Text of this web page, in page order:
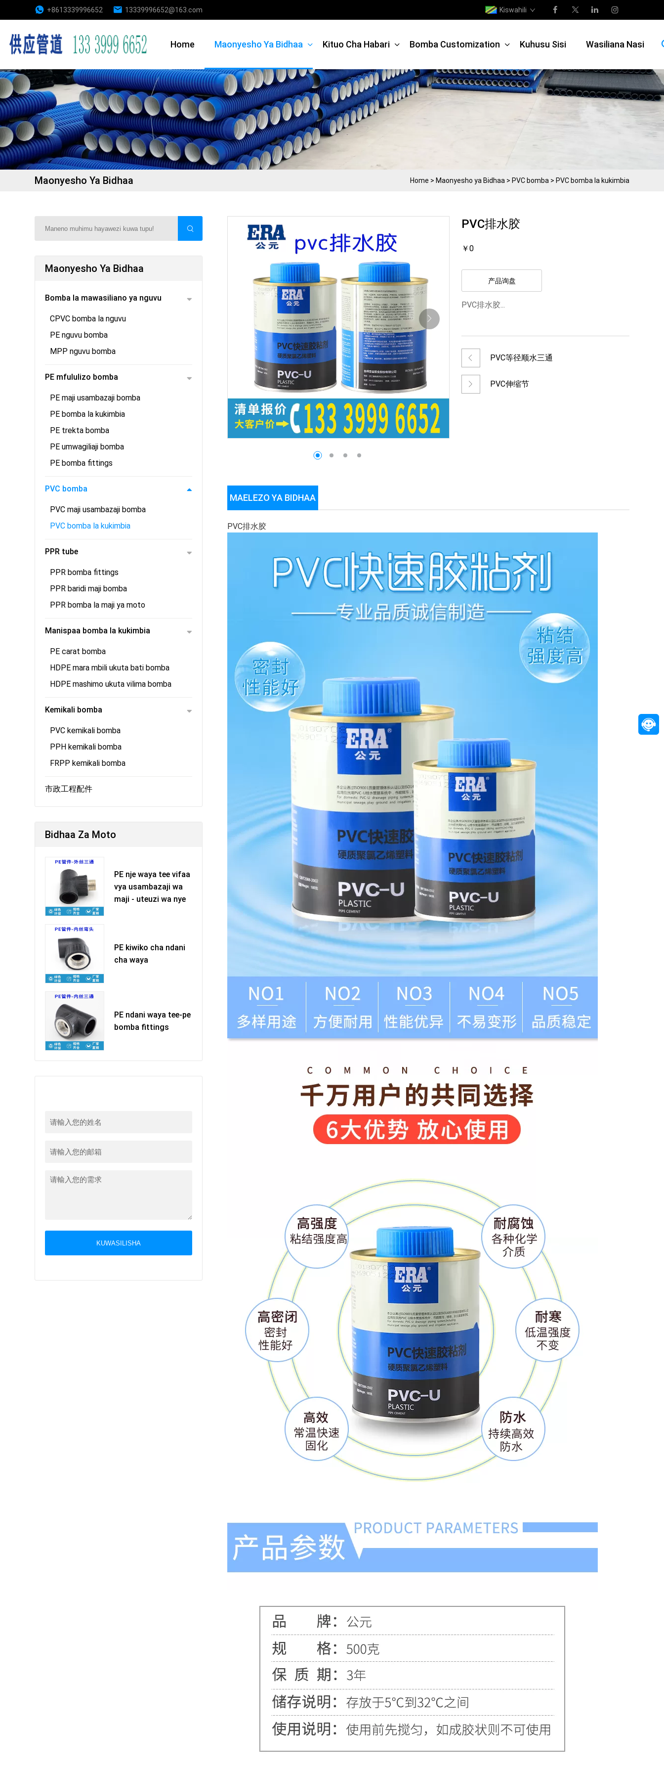
+8613339996652 13339996652@163.com Kiswahili
Home Maonyesho Ya Bidhaa Kituo Cha Habari Bomba Customization Kuhusu Sisi Wasiliana Nasi
Maonyesho Ya Bidhaa Home > Maonyesho ya Bidhaa > PVC bomba > PVC bomba la kukimbia
Maonyesho Ya Bidhaa
Bomba la mawasiliano ya nguvu
CPVC bomba la nguvu
PE nguvu bomba
MPP nguvu bomba
PE mfululizo bomba
PE maji usambazaji bomba
PE bomba la kukimbia
PE trekta bomba
PE umwagiliaji bomba
PE bomba fittings
PVC bomba
PVC maji usambazaji bomba
PVC bomba la kukimbia
PPR tube
PPR bomba fittings
PPR baridi maji bomba
PPR bomba la maji ya moto
Manispaa bomba la kukimbia
PE carat bomba
HDPE mara mbili ukuta bati bomba
HDPE mashimo ukuta vilima bomba
Kemikali bomba
PVC kemikali bomba
PPH kemikali bomba
FRPP kemikali bomba
市政工程配件
Bidhaa Za Moto
PE nje waya tee vifaa
vya usambazaji wa
maji - uteuzi wa nye
PE kiwiko cha ndani
cha waya
PE ndani waya tee-pe
bomba fittings
KUWASILISHA
PVC排水胶
￥0
产品询盘
PVC排水胶...
PVC等径顺水三通
PVC伸缩节
MAELEZO YA BIDHAA
PVC排水胶